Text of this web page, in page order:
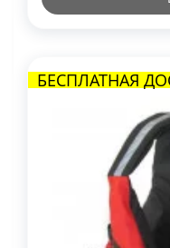
БЕСПЛАТНАЯ